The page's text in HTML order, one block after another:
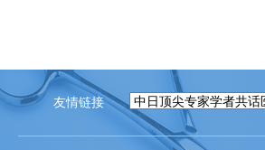
友情链接